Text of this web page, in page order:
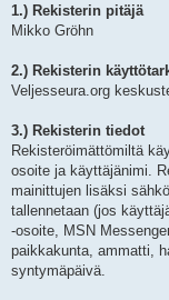
1.) Rekisterin pitäjä
Mikko Gröhn
2.) Rekisterin
Veljesseura.org
3.) Rekisterin tiedot
Rekisteröimättömiltä
osoite ja käyttäjänimi.
mainittujen lisäksi
tallennetaan (jos
-osoite, MSN
paikkakunta, ammatti,
syntymäpäivä.